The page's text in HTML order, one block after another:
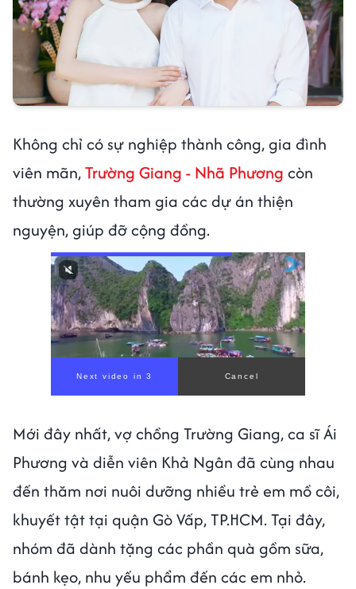
Không chỉ có sự nghiệp thành công, gia đình
viên mãn,Trường Giang - Nhã Phương còn
thường xuyên tham gia các dự án thiện
nguyện, giúp đỡ cộng đồng.
Mới đây nhất, vợ chồng Trường Giang, ca sĩ Ái
Phương và diễn viên Khả Ngân đã cùng nhau
đến thăm nơi nuôi dưỡng nhiều trẻ em mồ côi,
khuyết tật tại quận Gò Vấp, TP.HCM. Tại đây,
nhóm đã dành tặng các phần quà gồm sữa,
bánh kẹo, nhu yếu phẩm đến các em nhỏ.